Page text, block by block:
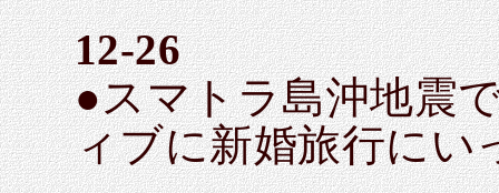
12-26
●スマトラ島沖地震
ィブに新婚旅行にい